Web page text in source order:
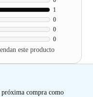
0
0
0
1
este producto
próxima compra como